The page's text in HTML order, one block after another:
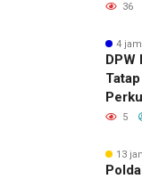
Lama
36
4
DPW
5
13